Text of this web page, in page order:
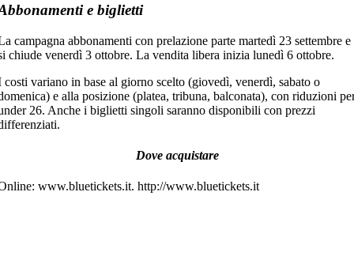
e biglietti
campagna abbonamenti con prelazione parte martedì 23 settembre e
chiude venerdì 3 ottobre. La vendita libera inizia lunedì 6 ottobre.
costi variano in base al giorno scelto (giovedì, venerdì, sabato o
e alla posizione (platea, tribuna, balconata), con riduzioni
26. Anche i biglietti singoli saranno disponibili con prezzi
Dove acquistare
www.bluetickets.it. http://www.bluetickets.it